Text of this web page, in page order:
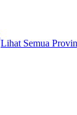
Lihat Semua